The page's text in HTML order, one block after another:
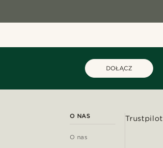
DOŁĄCZ
O NAS
O nas
Trustpilot